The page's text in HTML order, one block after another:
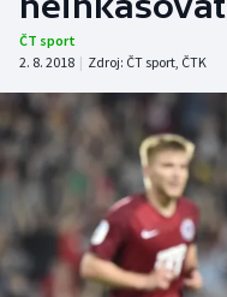
Atletika
DALŠÍ SPORTY
Americký fotbal
Baseball a softbal
NEPŘEHLÉDNĚTE
Soutěže
ČT sport
2. 8. 2018 | Zdroj: ČT sport, ČTK